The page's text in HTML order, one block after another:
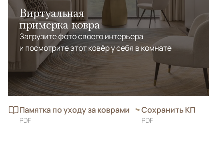
Виртуальная
примерка ковра
Загрузите фото своего интерьера
и посмотрите этот ковёр у себя в комнате
Памятка по уходу за коврами
PDF
Сохранить КП
PDF